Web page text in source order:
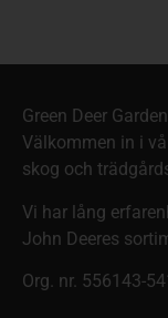
Green Deer
Välkommen in i
skog och
Vi har lång
John Deeres
Org. nr. 556143-